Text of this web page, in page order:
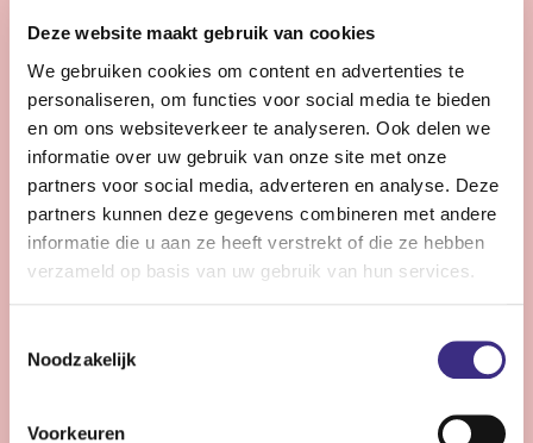
Deze website maakt gebruik van cookies
We gebruiken cookies om content en advertenties te
personaliseren, om functies voor social media te bieden
en om ons websiteverkeer te analyseren. Ook delen we
informatie over uw gebruik van onze site met onze
partners voor social media, adverteren en analyse. Deze
partners kunnen deze gegevens combineren met andere
informatie die u aan ze heeft verstrekt of die ze hebben
verzameld op basis van uw gebruik van hun services.
Noodzakelijk
Voorkeuren
Bekijk vacature
Controller Vastgoed en ICT
Heerenveen
32 - 36 uur | Voltijds, Onbepaalde tijd
Ben jij de financial met expertise in vastgoed en ICT
die bijdraagt aan de meerjarige toekomstige
control zijn?
Bekijk vacature